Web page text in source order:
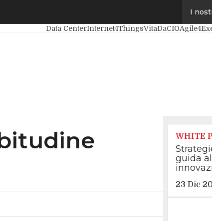
I
Big Data
Data CenterInternet4ThingsVitaDaCIO
WHITE
guida
23 Dic